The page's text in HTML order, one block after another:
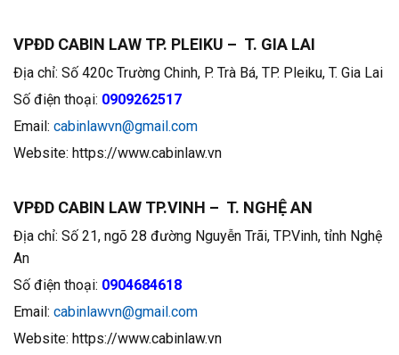
VPĐD CABIN LAW TP. PLEIKU – T. GIA LAI
Địa chỉ: Số 420c Trường Chinh, P. Trà Bá, TP. Pleiku, T. Gia Lai
Số điện thoại: 0909262517
Email: cabinlawvn@gmail.com
Website: https://www.cabinlaw.vn
VPĐD CABIN LAW TP.VINH – T. NGHỆ AN
Địa chỉ: Số 21, ngõ 28 đường Nguyễn Trãi, TP.Vinh, tỉnh Nghệ
An
Số điện thoại: 0904684618
Email: cabinlawvn@gmail.com
Website: https://www.cabinlaw.vn